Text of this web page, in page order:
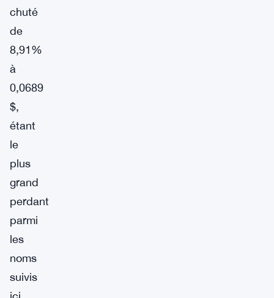
chuté
de
8,91%
à
0,0689
$,
étant
le
plus
grand
perdant
parmi
les
noms
suivis